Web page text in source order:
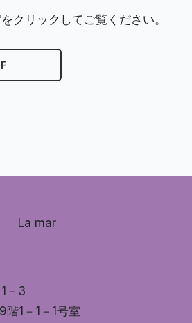
クリックしてご覧ください。
La mar
1－3
1－1－1号室